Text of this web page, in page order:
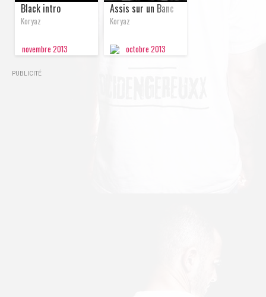
Black intro
Koryaz
novembre 2013
Assis sur un Banc
Koryaz
octobre 2013
PUBLICITÉ